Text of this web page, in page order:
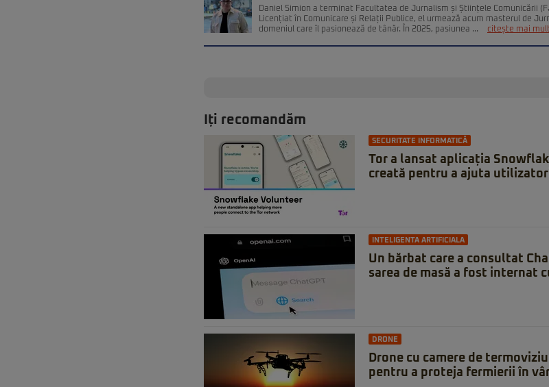
Daniel Simion a terminat Facultatea de Jurnalism și Științele Comunicării
Licențiat în Comunicare și Relații Publice, el urmează acum masterul de
domeniul care îl pasionează de tânăr. În 2025, pasiunea ...
citește mai mult
Iți recomandăm
SECURITATE INFORMATICĂ
Tor a lansat aplicația
creată pentru a ajuta
INTELIGENTA ARTIFICIALA
Un bărbat care a consultat
sarea de masă a fost internat
DRONE
Drone cu camere de
pentru a proteja fermierii în